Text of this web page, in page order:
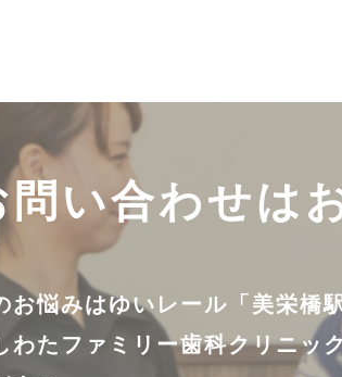
問い合わせは
お悩みはゆいレール「美栄橋
わたファミリー歯科クリニッ